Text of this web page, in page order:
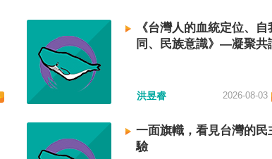
《台灣人的血統定位、自
同、民族意識》—凝聚共
洪昱睿 2026-08-03
一面旗幟，看見台灣的民
驗